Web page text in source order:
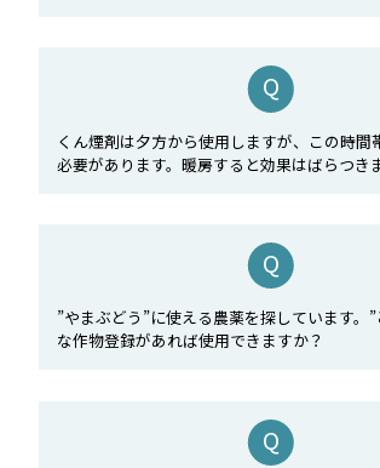
くん煙剤は夕方から使用しますが、この時間
必要があります。暖房すると効果はばらつき
”やまぶどう”に使える農薬を探しています。”
な作物登録があれば使用できますか？